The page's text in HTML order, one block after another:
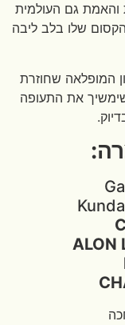
והאמת גם העולמית
שלו בלב ליבה
המופלאה שחוזרת
את התעופה
ALON